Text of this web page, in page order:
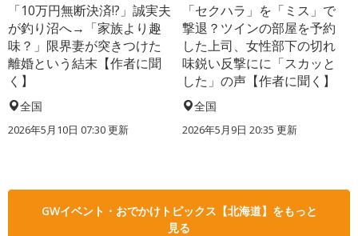
「10万円無断決済!?」誠実夫
が釣り沼へ→「家族より趣
味？」限界妻が突きつけた
離婚という結末【作者に聞
く】
全国
2026年5月10日 07:30 更新
「セクハラ」を「ミス」で
撃退？ツインの部屋を予約
した上司、女性部下の切れ
味鋭い反撃にに「スカッと
した」の声【作者に聞く】
全国
2026年5月9日 20:35 更新
GWイベント・おでかけトピックス【北海道】をもっと
見る